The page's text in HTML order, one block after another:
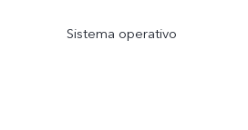
Sistema operativo